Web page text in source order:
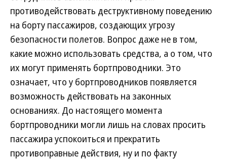
противодействовать деструктивному поведению
на борту пассажиров, создающих угрозу
безопасности полетов. Вопрос даже не в том,
какие можно использовать средства, а о том, что
их могут применять бортпроводники. Это
означает, что у бортпроводников появляется
возможность действовать на законных
основаниях. До настоящего момента
бортпроводники могли лишь на словах просить
пассажира успокоиться и прекратить
противоправные действия, ну и по факту